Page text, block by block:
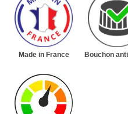
Made in France Bouchon